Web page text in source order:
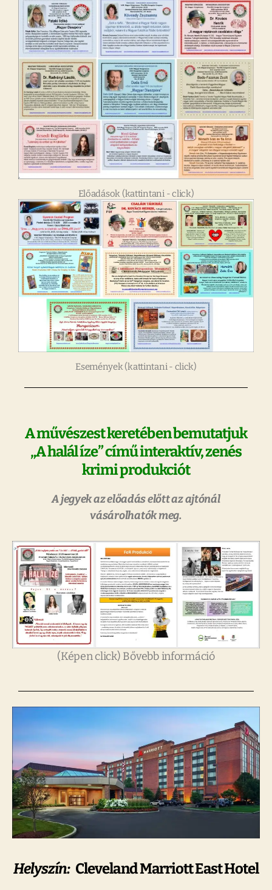
Előadások (kattintani - click)
Események (kattintani - click)
A művészest keretében bemutatjuk
„A halál íze” című interaktív, zenés
krimi produkciót
A jegyek az előadás előtt az ajtónál
vásárolhatók meg.
(Képen click) Bővebb információ
Helyszín: Cleveland Marriott East Hotel